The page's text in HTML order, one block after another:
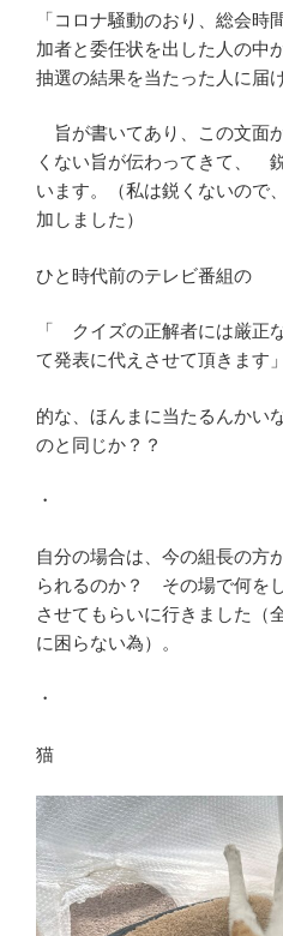
「コロナ騒動のおり、総会時
加者と委任状を出した人の中
抽選の結果を当たった人に届け
旨が書いてあり、この文面
くない旨が伝わってきて、
います。（私は鋭くないので
加しました）
ひと時代前のテレビ番組の
「 クイズの正解者には厳正
て発表に代えさせて頂きます
的な、ほんまに当たるんかい
のと同じか？？
・
自分の場合は、今の組長の方
られるのか？ その場で何を
させてもらいに行きました（
に困らない為）。
・
猫